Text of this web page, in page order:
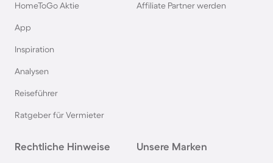
Gardasee
Nordsee
Ferienhäuser & Ferienwohnung mit Hund in
HomeToGo Aktie
App
Inspiration
Analysen
Reiseführer
Ratgeber für Vermieter
Affiliate Partner werden
Rechtliche Hinweise Unsere Marken